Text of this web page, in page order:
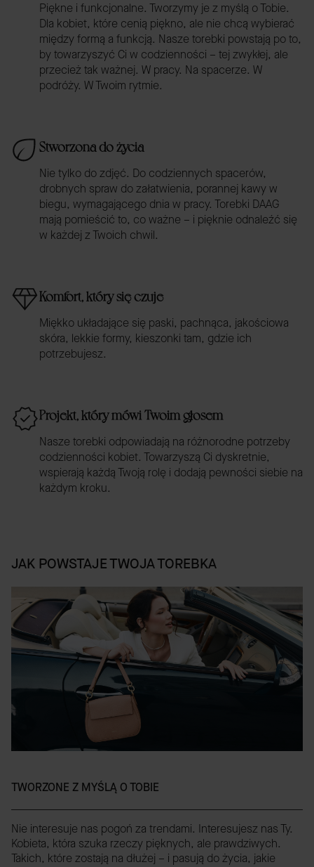
Piękne i funkcjonalne. Tworzymy je z myślą o Tobie.
Dla kobiet, które cenią piękno, ale nie chcą wybierać
między formą a funkcją. Nasze torebki powstają po to,
by towarzyszyć Ci w codzienności – tej zwykłej, ale
przecież tak ważnej. W pracy. Na spacerze. W
podróży. W Twoim rytmie.
Stworzona do życia
Nie tylko do zdjęć. Do codziennych spacerów,
drobnych spraw do załatwienia, porannej kawy w
biegu, wymagającego dnia w pracy. Torebki DAAG
mają pomieścić to, co ważne – i pięknie odnaleźć się
w każdej z Twoich chwil.
Komfort, który się czuje
Miękko układające się paski, pachnąca, jakościowa
skóra, lekkie formy, kieszonki tam, gdzie ich
potrzebujesz.
Projekt, który mówi Twoim głosem
Nasze torebki odpowiadają na różnorodne potrzeby
codzienności kobiet. Towarzyszą Ci dyskretnie,
wspierają każdą Twoją rolę i dodają pewności siebie na
każdym kroku.
JAK POWSTAJE TWOJA TOREBKA
TWORZONE Z MYŚLĄ O TOBIE
Nie interesuje nas pogoń za trendami. Interesujesz nas Ty.
Kobieta, która szuka rzeczy pięknych, ale prawdziwych.
Takich, które zostają na dłużej – i pasują do życia, jakie